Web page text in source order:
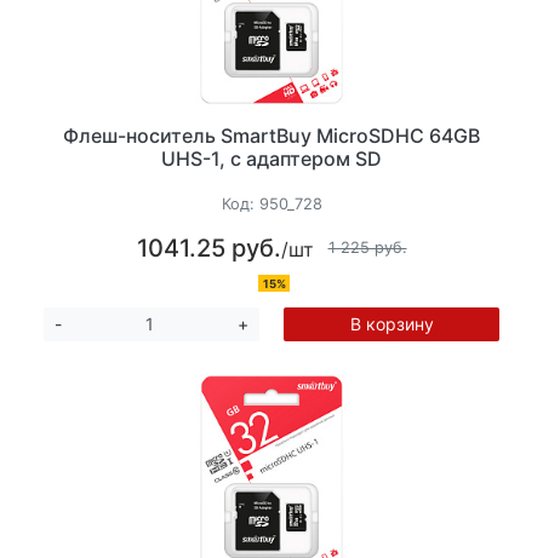
Флеш-носитель SmartBuy MicroSDHC 64GB
UHS-1, с адаптером SD
Код: 950_728
1041.25 руб./шт 1 225 руб.
15%
- + В корзину